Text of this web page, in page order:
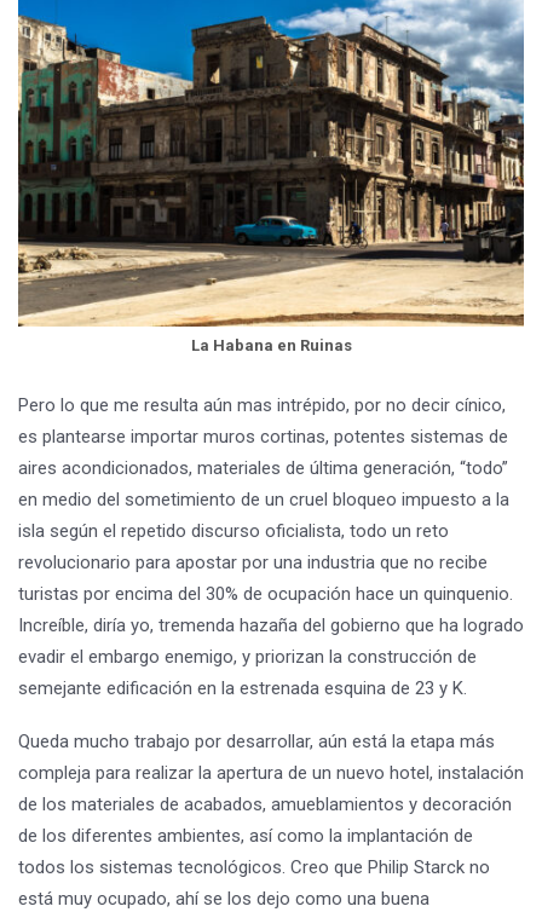
La Habana en Ruinas
Pero lo que me resulta aún mas intrépido, por no decir cínico,
es plantearse importar muros cortinas, potentes sistemas de
aires acondicionados, materiales de última generación, “todo”
en medio del sometimiento de un cruel bloqueo impuesto a la
isla según el repetido discurso oficialista, todo un reto
revolucionario para apostar por una industria que no recibe
turistas por encima del 30% de ocupación hace un quinquenio.
Increíble, diría yo, tremenda hazaña del gobierno que ha logrado
evadir el embargo enemigo, y priorizan la construcción de
semejante edificación en la estrenada esquina de 23 y K.
Queda mucho trabajo por desarrollar, aún está la etapa más
compleja para realizar la apertura de un nuevo hotel, instalación
de los materiales de acabados, amueblamientos y decoración
de los diferentes ambientes, así como la implantación de
todos los sistemas tecnológicos. Creo que Philip Starck no
está muy ocupado, ahí se los dejo como una buena